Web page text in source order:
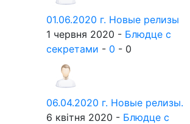
01.06.2020 г. Новые релизы
1 червня 2020 - Блюдце с
секретами - 0 - 0
06.04.2020 г. Новые релизы.
6 квітня 2020 - Блюдце с